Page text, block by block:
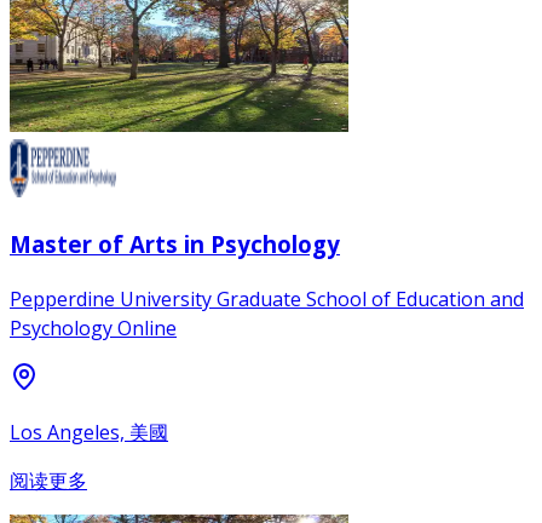
Master of Arts in Psychology
Pepperdine University Graduate School of Education and
Psychology Online
Los Angeles, 美國
阅读更多